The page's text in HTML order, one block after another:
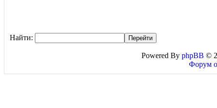
Найти:
Powered By phpBB ©
Форум о